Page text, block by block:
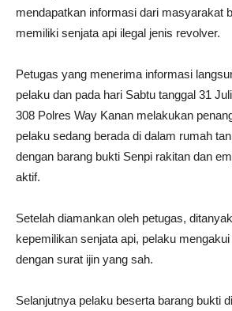
mendapatkan informasi dari masyarakat
memiliki senjata api ilegal jenis revolver.
Petugas yang menerima informasi
pelaku dan pada hari Sabtu tanggal 31
308 Polres Way Kanan melakukan
pelaku sedang berada di dalam rumah
dengan barang bukti Senpi rakitan dan
aktif.
Setelah diamankan oleh petugas,
kepemilikan senjata api, pelaku
dengan surat ijin yang sah.
Selanjutnya pelaku beserta barang bukti